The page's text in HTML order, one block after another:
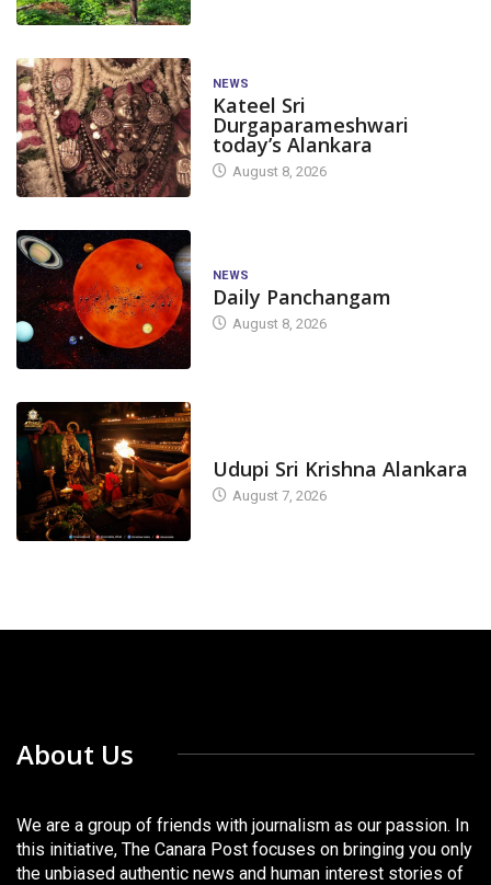
NEWS
Kateel Sri
Durgaparameshwari
today’s Alankara
August 8, 2026
NEWS
Daily Panchangam
August 8, 2026
Udupi Sri Krishna Alankara
August 7, 2026
About Us
We are a group of friends with journalism as our passion. In
this initiative, The Canara Post focuses on bringing you only
the unbiased authentic news and human interest stories of